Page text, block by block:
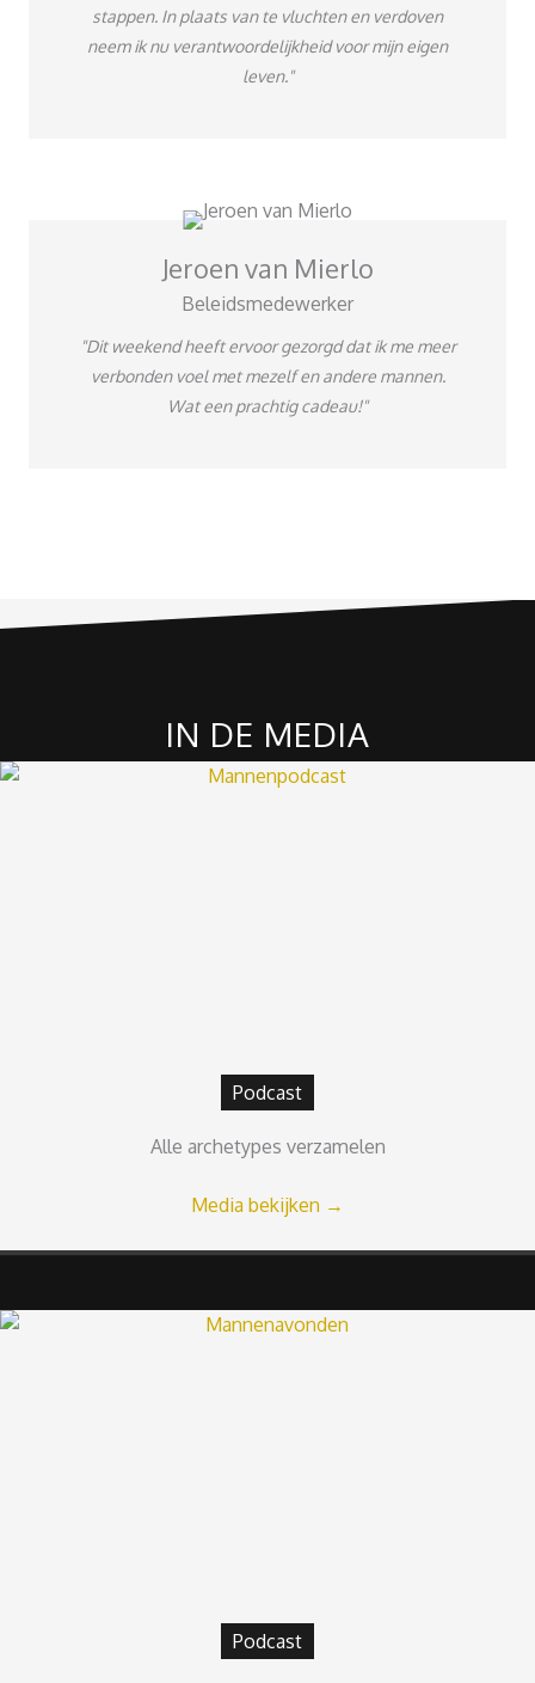
stappen. In plaats van te vluchten en verdoven
neem ik nu verantwoordelijkheid voor mijn eigen
leven."
Jeroen van Mierlo
Beleidsmedewerker
"Dit weekend heeft ervoor gezorgd dat ik me meer
verbonden voel met mezelf en andere mannen.
Wat een prachtig cadeau!"
IN DE MEDIA
Podcast
Alle archetypes verzamelen
Media bekijken →
Podcast